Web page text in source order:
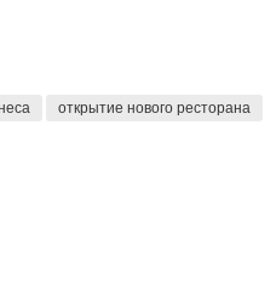
открытие нового ресторана